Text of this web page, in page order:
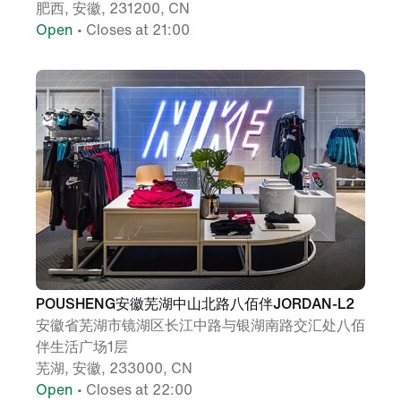
肥西, 安徽, 231200, CN
Open • Closes at 21:00
POUSHENG安徽芜湖中山北路八佰伴JORDAN-L2
安徽省芜湖市镜湖区长江中路与银湖南路交汇处八佰
伴生活广场1层
芜湖, 安徽, 233000, CN
Open • Closes at 22:00